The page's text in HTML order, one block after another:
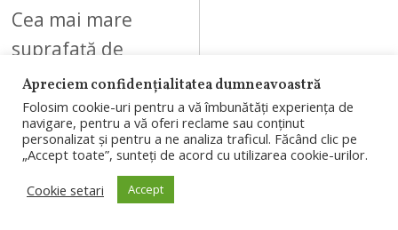
Cea mai mare
suprafață de
shopping din țară
(142.000 mp),
peste 400 de
magazine,
concepte noi și
Apreciem confidențialitatea dumneavoastră
Folosim cookie-uri pentru a vă îmbunătăți experiența de
navigare, pentru a vă oferi reclame sau conținut
personalizat și pentru a ne analiza traficul. Făcând clic pe
„Accept toate”, sunteți de acord cu utilizarea cookie-urilor.
Cookie setari
Accept